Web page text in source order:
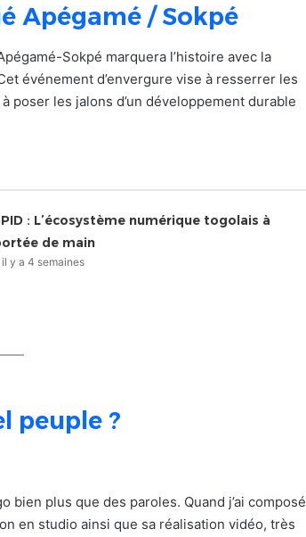
Apégamé / Sokpé
Sokpé marquera l’histoire avec la
événement d’envergure vise à resserrer les
les jalons d’un développement durable
: L’écosystème numérique togolais à
de main
il y a 4 semaines
peuple ?
bien plus que des paroles. Quand j’ai composé
en studio ainsi que sa réalisation vidéo, très